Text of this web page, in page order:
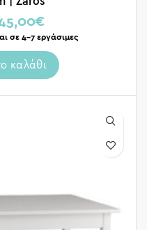
€
σε 4-7 εργάσιμες
καλάθι